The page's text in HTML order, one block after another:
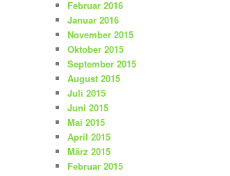
Februar 2016
Januar 2016
November 2015
Oktober 2015
September 2015
August 2015
Juli 2015
Juni 2015
Mai 2015
April 2015
März 2015
Februar 2015